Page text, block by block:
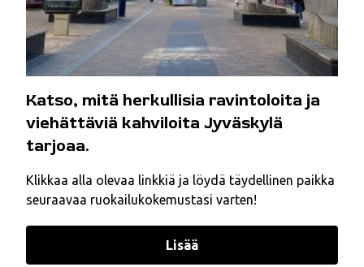
Katso, mitä herkullisia ravintoloita ja
viehättäviä kahviloita Jyväskylä
tarjoaa.
Klikkaa alla olevaa linkkiä ja löydä täydellinen paikka
seuraavaa ruokailukokemustasi varten!
Lisää